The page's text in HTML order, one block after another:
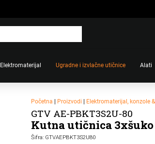
Elektromaterijal Ugradne i izvlačne utičnice Alati
Početna | Proizvodi | Elektromaterijal, konzole
GTV AE-PBKT3S2U-80
Kutna utičnica 3xšuko
Šifra: GTVAEPBKT3S2U80